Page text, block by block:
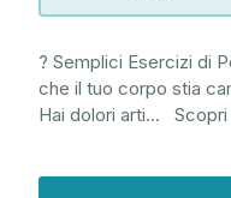
? Semplici Esercizi di
che il tuo corpo stia
Hai dolori arti... Scopri